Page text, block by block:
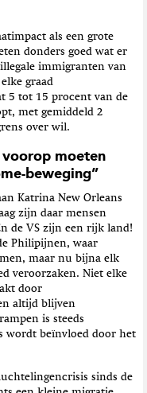
als een grote
donders goed wat er
immigranten van
graad
5 tot 15 procent van de
met gemiddeld 2
over wil.
voorop moeten
beweging”
Katrina New Orleans
zijn daar mensen
de VS zijn een rijk land!
Philipijnen, waar
maar nu bijna elk
veroorzaken. Niet elke
door
altijd blijven
is steeds
wordt beïnvloed door het
sinds de